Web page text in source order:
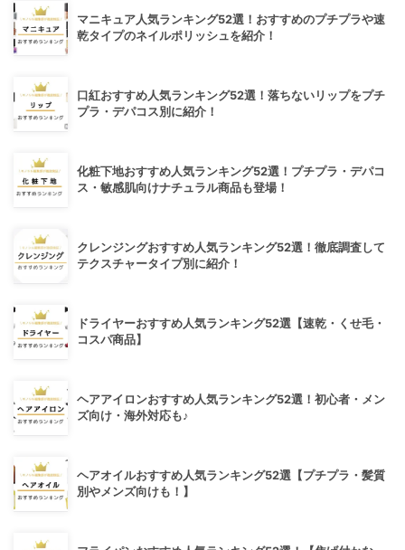
マニキュア人気ランキング52選！おすすめのプチプラや速
乾タイプのネイルポリッシュを紹介！
口紅おすすめ人気ランキング52選！落ちないリップをプチ
プラ・デパコス別に紹介！
化粧下地おすすめ人気ランキング52選！プチプラ・デパコ
ス・敏感肌向けナチュラル商品も登場！
クレンジングおすすめ人気ランキング52選！徹底調査して
テクスチャータイプ別に紹介！
ドライヤーおすすめ人気ランキング52選【速乾・くせ毛・
コスパ商品】
ヘアアイロンおすすめ人気ランキング52選！初心者・メン
ズ向け・海外対応も♪
ヘアオイルおすすめ人気ランキング52選【プチプラ・髪質
別やメンズ向けも！】